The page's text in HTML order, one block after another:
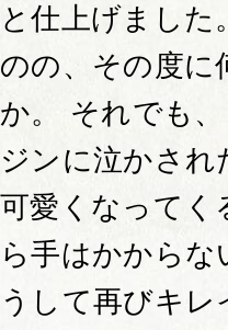
と仕上げまし
のの、その度に
か。 それでも
ジンに泣かさ
可愛くなってく
ら手はかから
うして再びキ